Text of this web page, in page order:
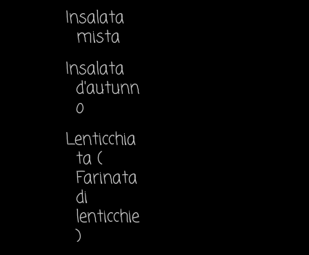
Insalata
mista
Insalata
d'autunn
o
Lenticchia
ta (
Farinata
di
lenticchie
)